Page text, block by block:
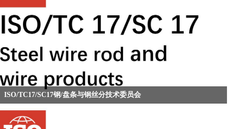
ISO/TC17/SC17钢/盘条与钢丝分技术委员会